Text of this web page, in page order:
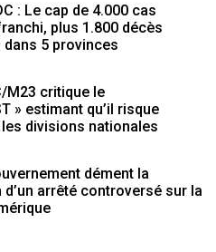
: Le cap de 4.000 cas
plus 1.800 décès
5 provinces
M23 critique le
» estimant qu’il risque
divisions nationales
dément la
arrêté controversé sur la